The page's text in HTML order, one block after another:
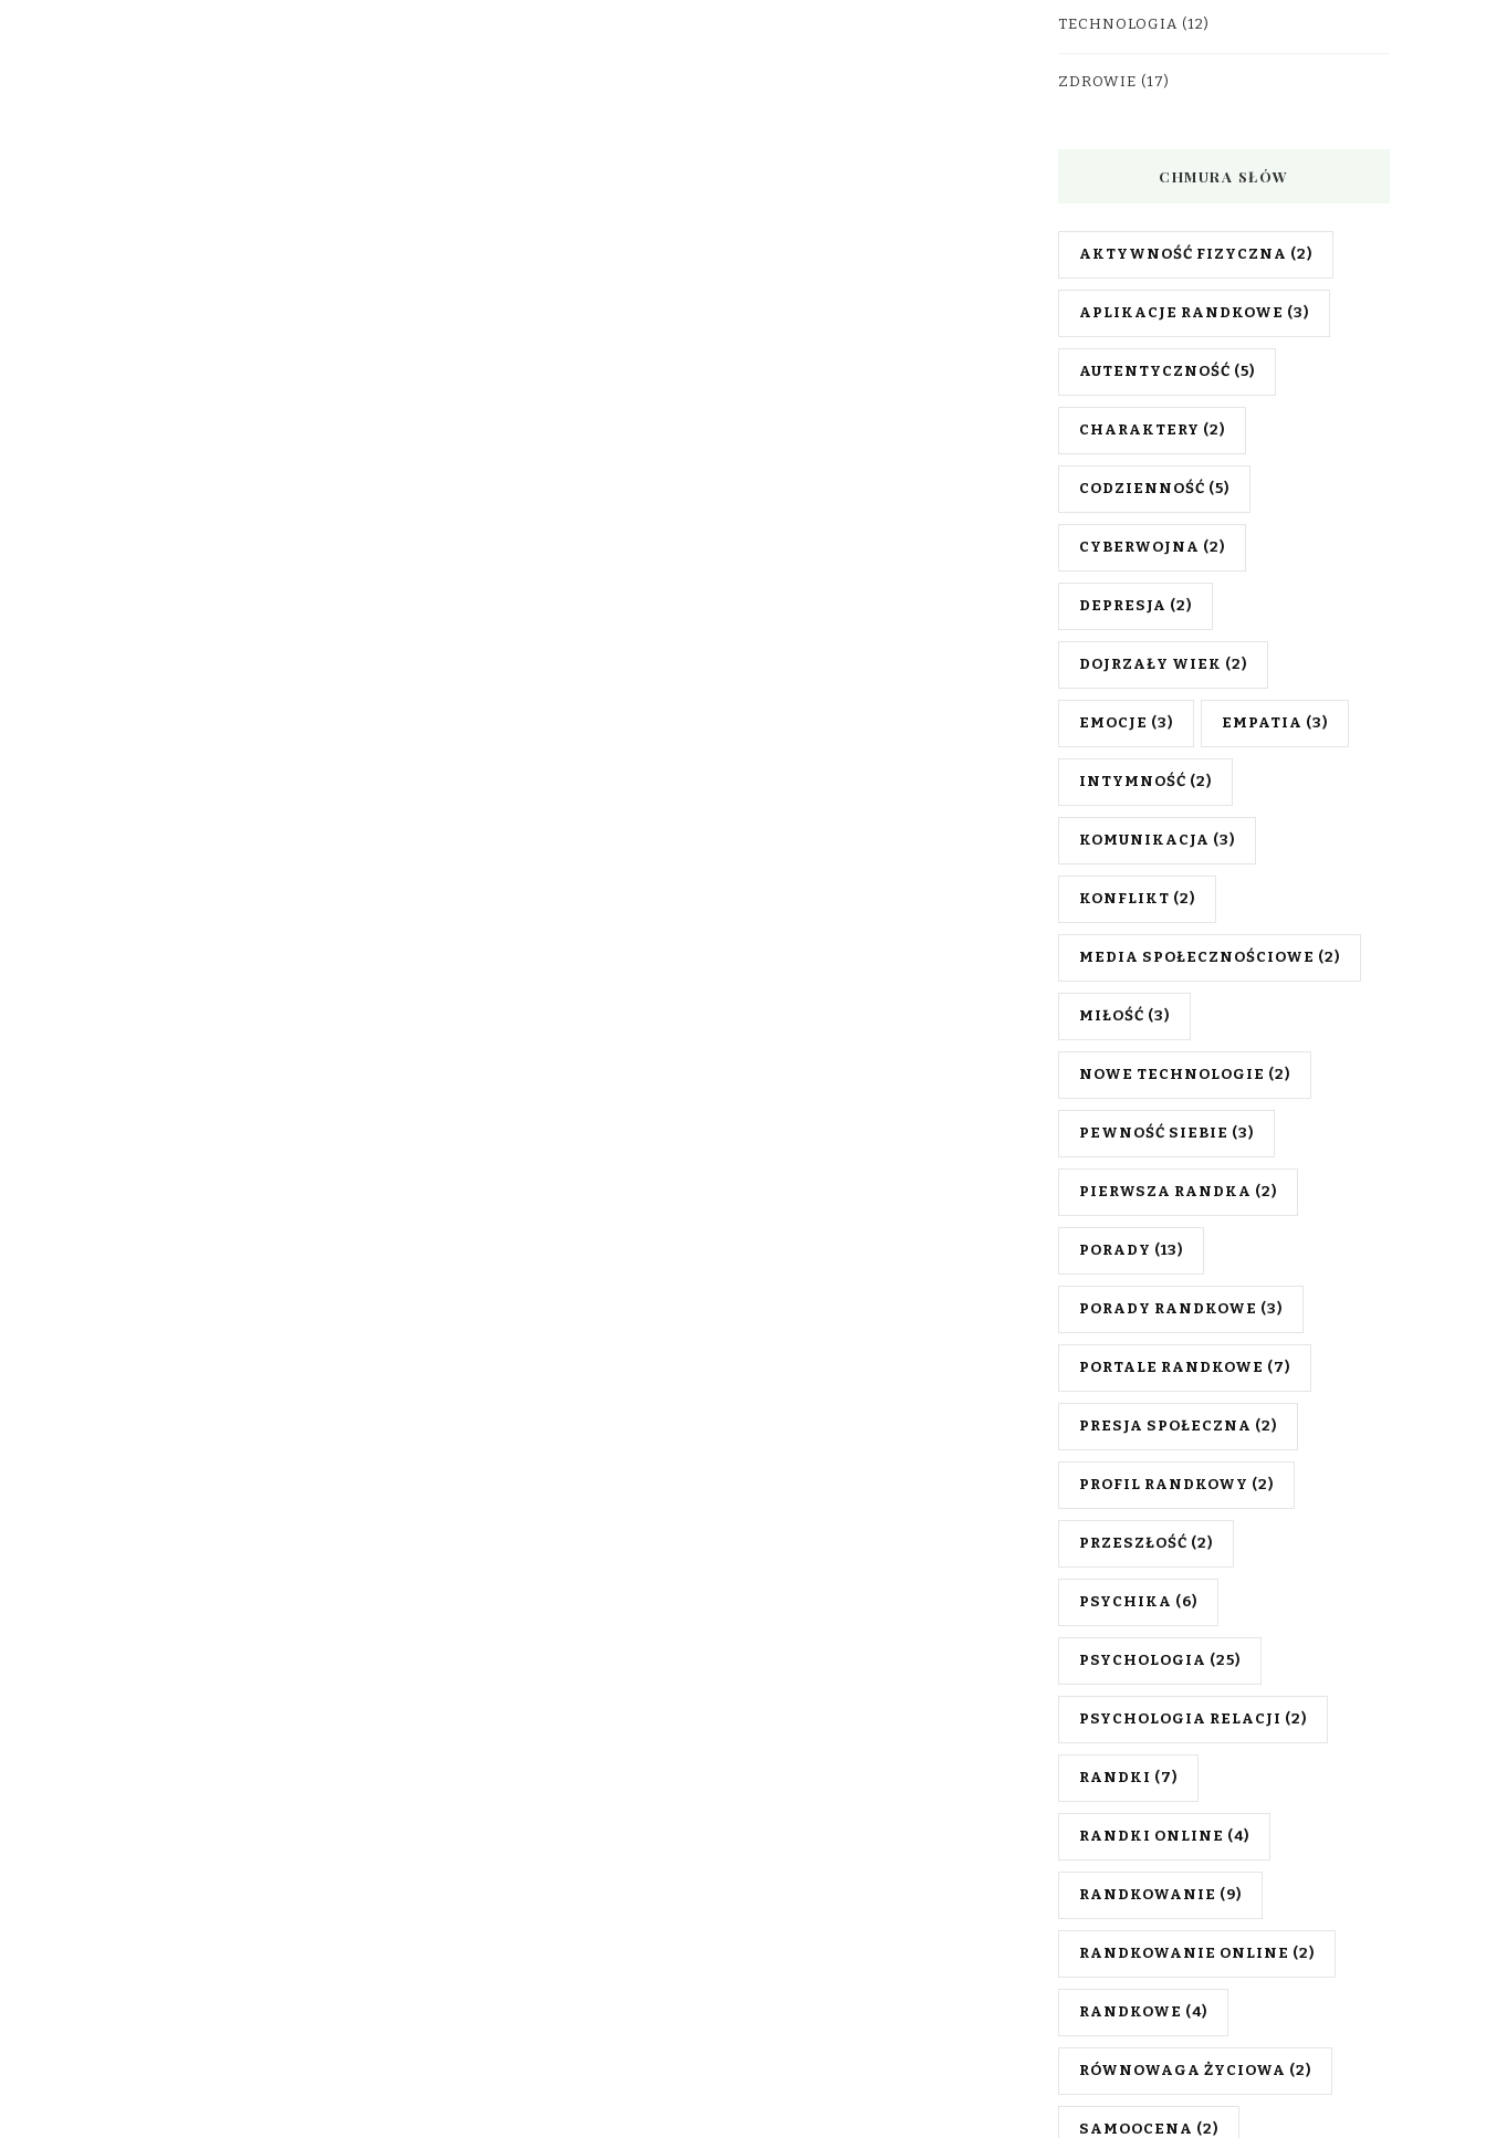
TECHNOLOGIA (12)
ZDROWIE (17)
CHMURA SŁÓW
AKTYWNOŚĆ FIZYCZNA (2)
APLIKACJE RANDKOWE (3)
AUTENTYCZNOŚĆ (5)
CHARAKTERY (2)
CODZIENNOŚĆ (5)
CYBERWOJNA (2)
DEPRESJA (2)
DOJRZAŁY WIEK (2)
EMOCJE (3) EMPATIA (3)
INTYMNOŚĆ (2)
KOMUNIKACJA (3)
KONFLIKT (2)
MEDIA SPOŁECZNOŚCIOWE (2)
MIŁOŚĆ (3)
NOWE TECHNOLOGIE (2)
PEWNOŚĆ SIEBIE (3)
PIERWSZA RANDKA (2)
PORADY (13)
PORADY RANDKOWE (3)
PORTALE RANDKOWE (7)
PRESJA SPOŁECZNA (2)
PROFIL RANDKOWY (2)
PRZESZŁOŚĆ (2)
PSYCHIKA (6)
PSYCHOLOGIA (25)
PSYCHOLOGIA RELACJI (2)
RANDKI (7)
RANDKI ONLINE (4)
RANDKOWANIE (9)
RANDKOWANIE ONLINE (2)
RANDKOWE (4)
RÓWNOWAGA ŻYCIOWA (2)
SAMOOCENA (2)